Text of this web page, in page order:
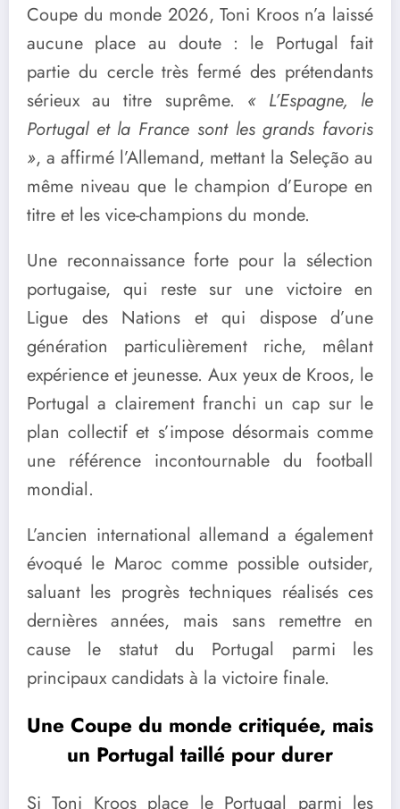
Coupe du monde 2026, Toni Kroos n’a laissé
aucune place au doute : le Portugal fait
partie du cercle très fermé des prétendants
sérieux au titre suprême. « L’Espagne, le
Portugal et la France sont les grands favoris
», a affirmé l’Allemand, mettant la Seleção au
même niveau que le champion d’Europe en
titre et les vice-champions du monde.
Une reconnaissance forte pour la sélection
portugaise, qui reste sur une victoire en
Ligue des Nations et qui dispose d’une
génération particulièrement riche, mêlant
expérience et jeunesse. Aux yeux de Kroos, le
Portugal a clairement franchi un cap sur le
plan collectif et s’impose désormais comme
une référence incontournable du football
mondial.
L’ancien international allemand a également
évoqué le Maroc comme possible outsider,
saluant les progrès techniques réalisés ces
dernières années, mais sans remettre en
cause le statut du Portugal parmi les
principaux candidats à la victoire finale.
Une Coupe du monde critiquée, mais
un Portugal taillé pour durer
Si Toni Kroos place le Portugal parmi les